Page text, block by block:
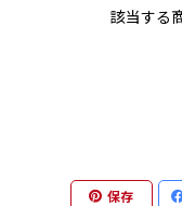
該当する
保存